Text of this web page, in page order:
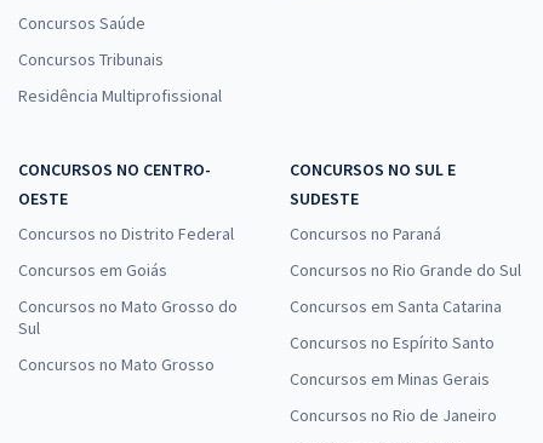
Concursos Saúde
Concursos Tribunais
Residência Multiprofissional
CONCURSOS NO CENTRO-
OESTE
Concursos no Distrito Federal
Concursos em Goiás
Concursos no Mato Grosso do
Sul
Concursos no Mato Grosso
CONCURSOS NO SUL E
SUDESTE
Concursos no Paraná
Concursos no Rio Grande do Sul
Concursos em Santa Catarina
Concursos no Espírito Santo
Concursos em Minas Gerais
Concursos no Rio de Janeiro